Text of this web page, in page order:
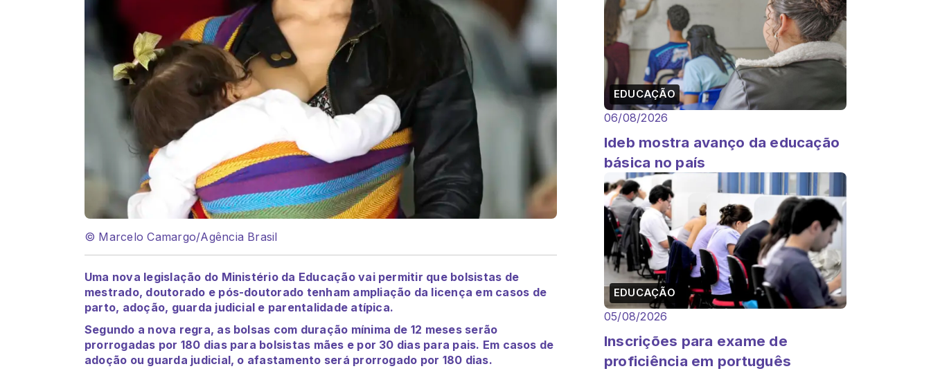
© Marcelo Camargo/Agência Brasil
Uma nova legislação do Ministério da Educação vai permitir que bolsistas de
mestrado, doutorado e pós-doutorado tenham ampliação da licença em casos de
parto, adoção, guarda judicial e parentalidade atípica.
Segundo a nova regra, as bolsas com duração mínima de 12 meses serão
prorrogadas por 180 dias para bolsistas mães e por 30 dias para pais. Em casos de
adoção ou guarda judicial, o afastamento será prorrogado por 180 dias.
EDUCAÇÃO
06/08/2026
Ideb mostra avanço da educação
básica no país
EDUCAÇÃO
05/08/2026
Inscrições para exame de
proficiência em português